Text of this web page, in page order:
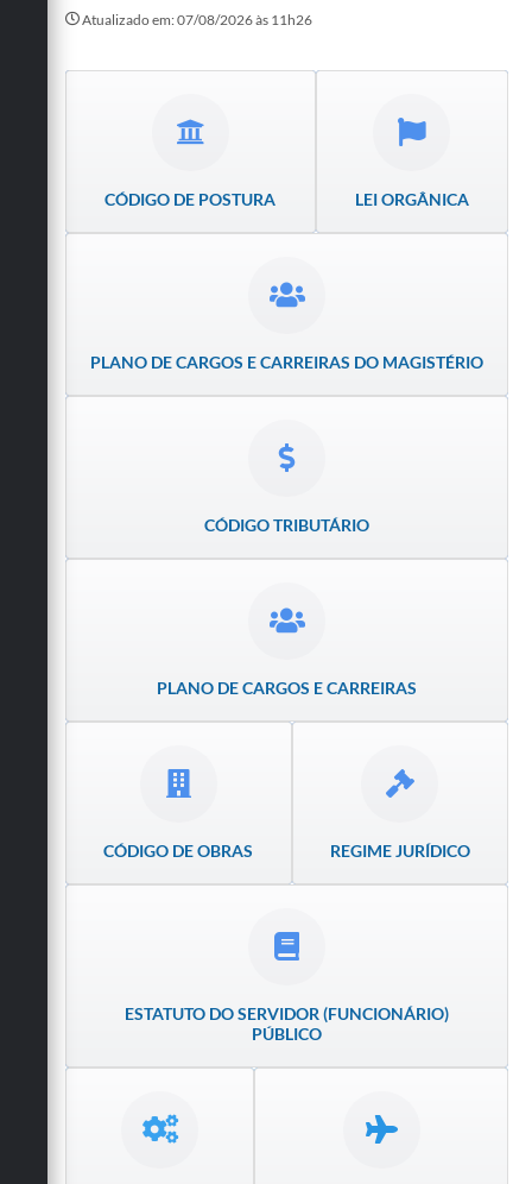
Formulários
Galeria de Vídeos
Secretarias
Atualizado em: 07/08/2026 às 11h26
CÓDIGO DE POSTURA LEI ORGÂNICA
PLANO DE CARGOS E CARREIRAS DO MAGISTÉRIO
CÓDIGO TRIBUTÁRIO
PLANO DE CARGOS E CARREIRAS
CÓDIGO DE OBRAS REGIME JURÍDICO
ESTATUTO DO SERVIDOR (FUNCIONÁRIO)
PÚBLICO